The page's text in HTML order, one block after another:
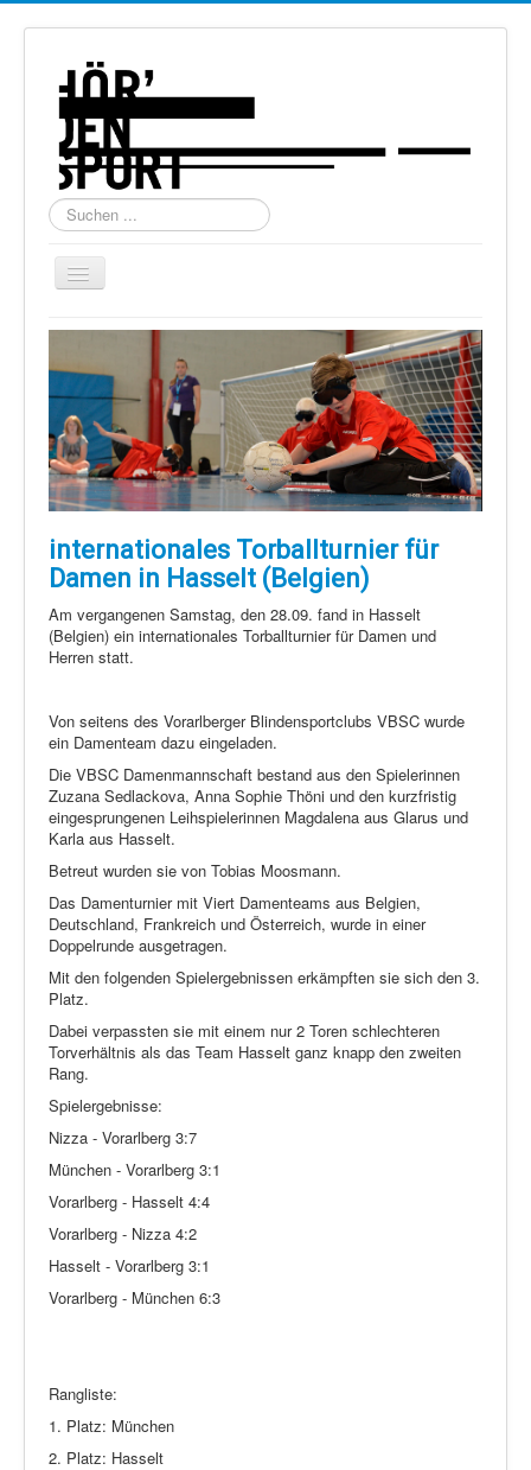
Suchen
...
Navigation
Home
Über uns
Torball
Schießen
Schi Alpin
Schi Nordisch
Laufen
Showdown
Datenschutz
internationales Torballturnier für
Damen in Hasselt (Belgien)
Am vergangenen Samstag, den 28.09. fand in Hasselt
(Belgien) ein internationales Torballturnier für Damen und
Herren statt.
Von seitens des Vorarlberger Blindensportclubs VBSC wurde
ein Damenteam dazu eingeladen.
Die VBSC Damenmannschaft bestand aus den Spielerinnen
Zuzana Sedlackova, Anna Sophie Thöni und den kurzfristig
eingesprungenen Leihspielerinnen Magdalena aus Glarus und
Karla aus Hasselt.
Betreut wurden sie von Tobias Moosmann.
Das Damenturnier mit Viert Damenteams aus Belgien,
Deutschland, Frankreich und Österreich, wurde in einer
Doppelrunde ausgetragen.
Mit den folgenden Spielergebnissen erkämpften sie sich den 3.
Platz.
Dabei verpassten sie mit einem nur 2 Toren schlechteren
Torverhältnis als das Team Hasselt ganz knapp den zweiten
Rang.
Spielergebnisse:
Nizza - Vorarlberg 3:7
München - Vorarlberg 3:1
Vorarlberg - Hasselt 4:4
Vorarlberg - Nizza 4:2
Hasselt - Vorarlberg 3:1
Vorarlberg - München 6:3
Rangliste:
1. Platz: München
2. Platz: Hasselt